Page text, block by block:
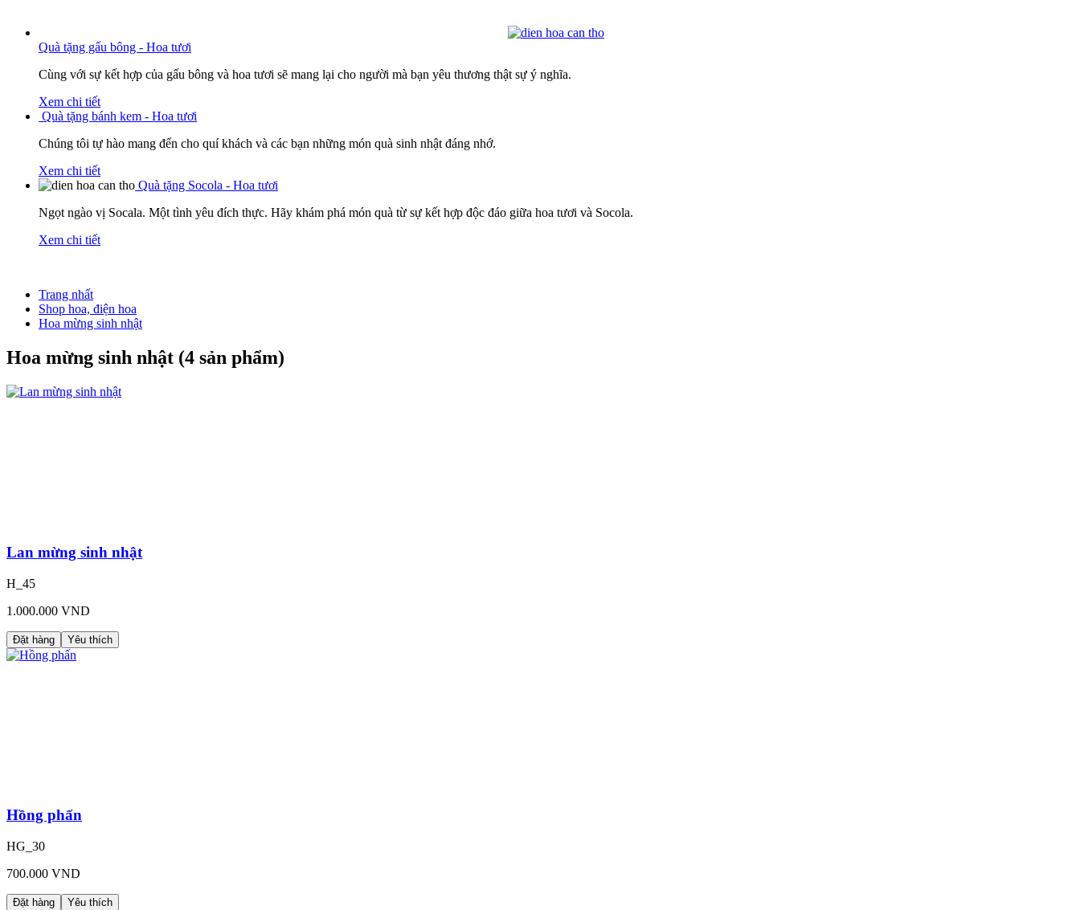
Quà tặng gấu bông - Hoa tươi
Cùng với sự kết hợp của gấu bông và hoa tươi sẽ mang lại cho người mà bạn yêu thương thật sự ý nghĩa.
Xem chi tiết
Quà tặng bánh kem - Hoa tươi
Chúng tôi tự hào mang đến cho quí khách và các bạn những món quà sinh nhật đáng nhớ.
Xem chi tiết
Quà tặng Socola - Hoa tươi
Ngọt ngào vị Socala. Một tình yêu đích thực. Hãy khám phá món quà từ sự kết hợp độc đáo giữa hoa tươi và Socola.
Xem chi tiết
Trang nhất
Shop hoa, điện hoa
Hoa mừng sinh nhật
Hoa mừng sinh nhật (4 sản phẩm)
Lan mừng sinh nhật
H_45
1.000.000 VND
Đặt hàng Yêu thích
Hồng phấn
HG_30
700.000 VND
Đặt hàng Yêu thích